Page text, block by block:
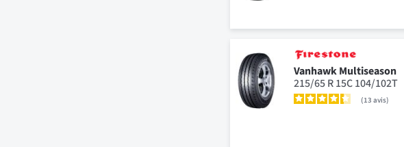
Vanhawk Multiseason
215/65 R 15C 104/102T
13avis